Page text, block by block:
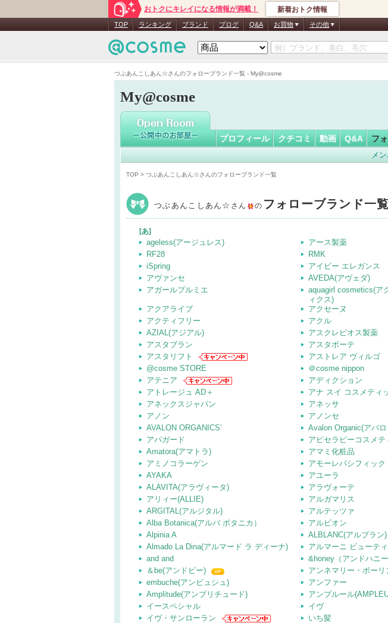
つぶあんこしあん☆さんのフォローブランド一覧 - My@cosme
おトクにキレイになる情報が満載！ 新着おトク情報
TOP ランキング ブランド ブログ Q&A お買物 その他
My@cosme
つぶあんこしあん…
プロフィール クチコミ 動画 Q&A フ
メ
TOP > つぶあんこしあん☆さんのフォローブランド一覧
つぶあんこしあん☆ さん の フォローブランド一覧
[あ]
ageless(アージュレス)
アース製薬
RF28
RMK
iSpring
アイビー エレガンス
アヴァンセ
AVEDA(アヴェダ)
アガールプルミエ
aquagirl cosmetics(ア
ィクス)
アクアライブ
アクセーヌ
アクティフリー
アクル
AZIAL(アジアル)
アスクレピオス製薬
アスタブラン
アスタボーテ
アスタリフト
アストレア ヴィルゴ
@cosme STORE
＠cosme nippon
アテニア
アディクション
アトレージュ AD＋
アナ スイ コスメティ
アネックスジャパン
アネッサ
アノン
アノンセ
AVALON ORGANICS’
Avalon Organic(アバロ
アパガード
アピセラピーコスメテ
Amatora(アマトラ)
アマミ化粧品
アミノコラーゲン
アモーレパシフィック
AYAKA
アユーラ
ALAVITA(アラヴィータ)
アラヴォーテ
アリィー(ALLIE)
アルガマリス
ARGITAL(アルジタル)
アルテッツァ
Alba Botanica(アルバ ボタニカ）
アルビオン
Alpinia A
ALBLANC(アルブラン)
Almado La Dina(アルマード ラ ディーナ)
アルマーニ ビューティ
and and
&honey（アンドハニー
＆be(アンドビー)
アンネマリー・ボーリ
embuche(アンビュシュ)
アンファー
Amplitude(アンプリチュード)
アンプルール
イースペシャル
イヴ
イヴ・サンローラン
いち髪